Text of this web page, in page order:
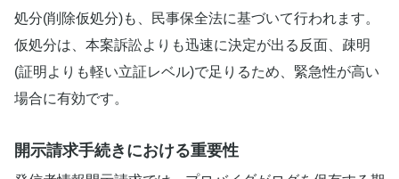
処分(削除仮処分)も、民事保全法に基づいて行われます。
仮処分は、本案訴訟よりも迅速に決定が出る反面、疎明
(証明よりも軽い立証レベル)で足りるため、緊急性が高い
場合に有効です。
開示請求手続きにおける重要性